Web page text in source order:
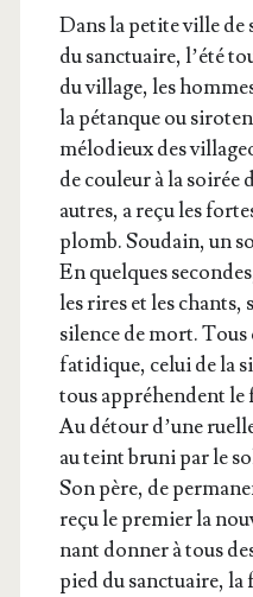
Dans la petite ville
du sanc­tuaire, l’é­té
du vil­lage, les
la pétanque ou
mélo­dieux des
de cou­leur à la soi­rée
autres, a reçu les
plomb. Sou­dain, un
En quelques
les rires et les chants,
silence de mort.
fati­dique, celui de la
tous appré­hendent le
Au détour d’une
au teint bru­ni par le
Son père, de
reçu le pre­mier la
nant don­ner à tous
pied du sanc­tuaire, la